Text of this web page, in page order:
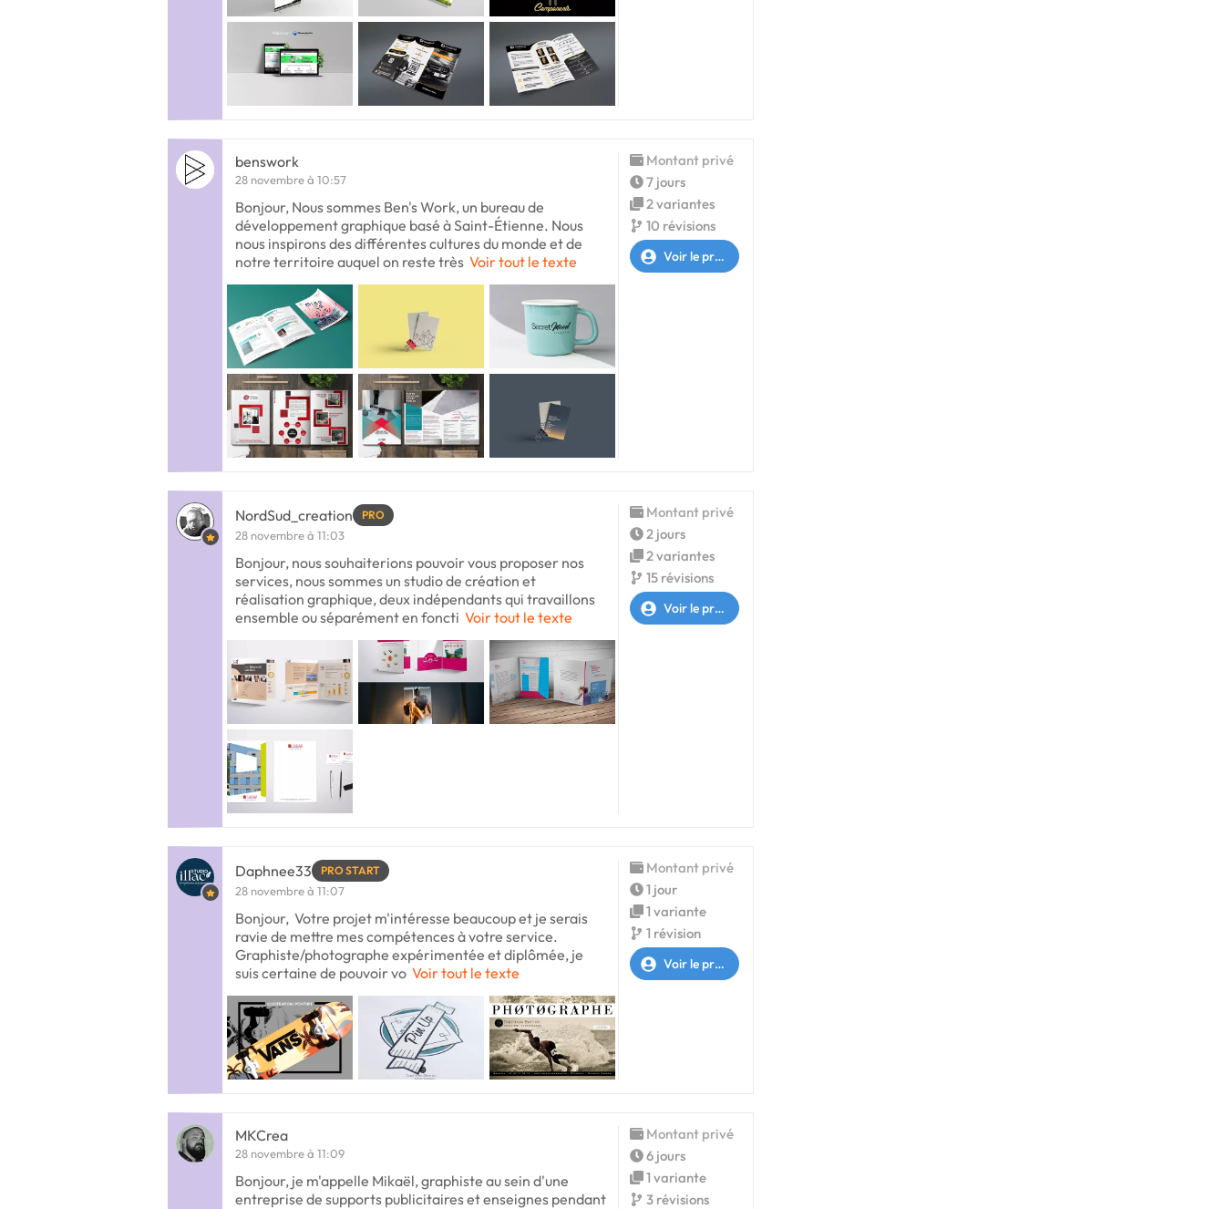
benswork
28 novembre à 10:57
Bonjour, Nous sommes Ben's Work, un bureau de
développement graphique basé à Saint-Étienne. Nous
nous inspirons des différentes cultures du monde et de
notre territoire auquel on reste très Voir tout le texte
Montant privé
7 jours
2 variantes
10 révisions
Voir le profil
NordSud_creation PRO
28 novembre à 11:03
Bonjour, nous souhaiterions pouvoir vous proposer nos
services, nous sommes un studio de création et
réalisation graphique, deux indépendants qui travaillons
ensemble ou séparément en foncti Voir tout le texte
Montant privé
2 jours
2 variantes
15 révisions
Voir le profil
Daphnee33 PRO START
28 novembre à 11:07
Bonjour, Votre projet m'intéresse beaucoup et je serais
ravie de mettre mes compétences à votre service.
Graphiste/photographe expérimentée et diplômée, je
suis certaine de pouvoir vo Voir tout le texte
Montant privé
1 jour
1 variante
1 révision
Voir le profil
MKCrea
28 novembre à 11:09
Bonjour, je m'appelle Mikaël, graphiste au sein d'une
entreprise de supports publicitaires et enseignes pendant
Montant privé
6 jours
1 variante
3 révisions